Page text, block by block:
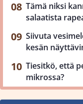
Tämä niksi
salaatista
Siivuta
kesän
Tiesitkö, että
mikrossa?